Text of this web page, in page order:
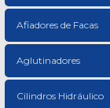
Afiadores de Facas
Aglutinadores
Cilindros Hidráulico